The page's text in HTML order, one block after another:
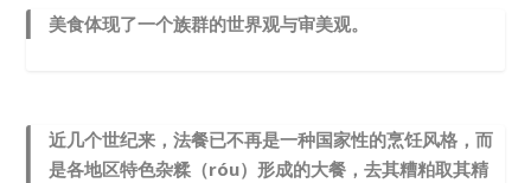
美食体现了一个族群的世界观与审美观。
近几个世纪来，法餐已不再是一种国家性的烹饪风格，而
是各地区特色杂糅（róu）形成的大餐，去其糟粕取其精